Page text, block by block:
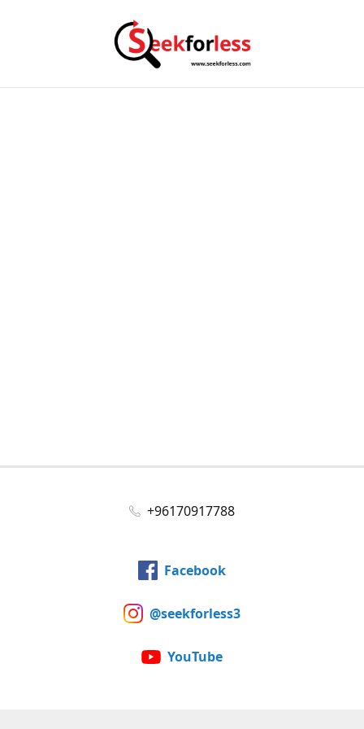
+96170917788
Facebook
@seekforless3
YouTube